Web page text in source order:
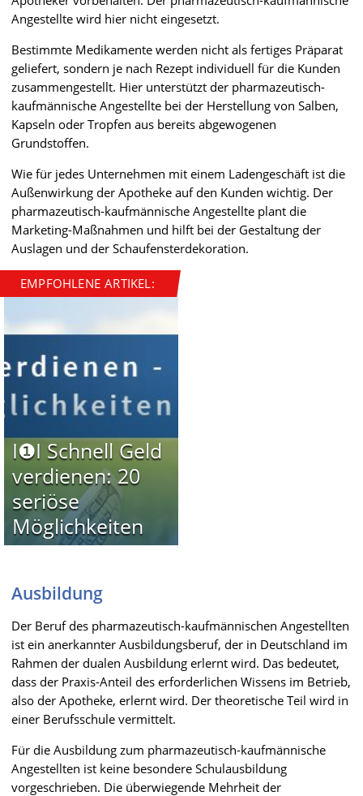
Angestellte wird hier nicht eingesetzt.
Bestimmte Medikamente werden nicht als fertiges Präparat
geliefert, sondern je nach Rezept individuell für die Kunden
zusammengestellt. Hier unterstützt der pharmazeutisch-
kaufmännische Angestellte bei der Herstellung von Salben,
Kapseln oder Tropfen aus bereits abgewogenen
Grundstoffen.
Wie für jedes Unternehmen mit einem Ladengeschäft ist die
Außenwirkung der Apotheke auf den Kunden wichtig. Der
pharmazeutisch-kaufmännische Angestellte plant die
Marketing-Maßnahmen und hilft bei der Gestaltung der
Auslagen und der Schaufensterdekoration.
EMPFOHLENE ARTIKEL:
I❶I Schnell Geld
verdienen: 20
seriöse
Möglichkeiten
Ausbildung
Der Beruf des pharmazeutisch-kaufmännischen Angestellten
ist ein anerkannter Ausbildungsberuf, der in Deutschland im
Rahmen der dualen Ausbildung erlernt wird. Das bedeutet,
dass der Praxis-Anteil des erforderlichen Wissens im Betrieb,
also der Apotheke, erlernt wird. Der theoretische Teil wird in
einer Berufsschule vermittelt.
Für die Ausbildung zum pharmazeutisch-kaufmännische
Angestellten ist keine besondere Schulausbildung
vorgeschrieben. Die überwiegende Mehrheit der